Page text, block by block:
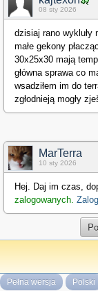
08 sty 2026
dzisiaj rano wykluły
małe gekony
30x25x30 mają
główna sprawa co
wsadziłem im do
zgłodnieją mogły
MarTerra
10 sty 2026
Hej. Daj im czas,
zalogowanych.
Pełna wersja Polski